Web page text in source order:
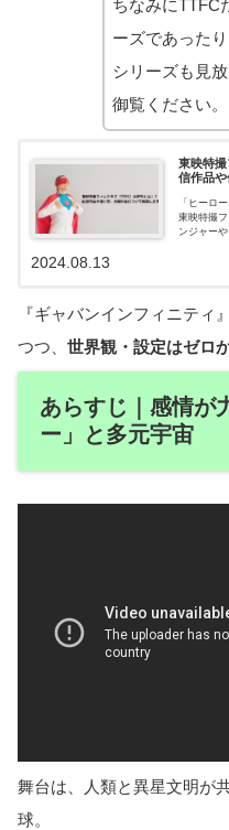
ちなみにTTFC
ーズであった
シリーズも見
御覧ください。
東映特
信作品や
「ヒーロ
東映特撮
ンジャー
シリーズ
使用方法
2024.08.13
『ギャバンインフィニティ
つつ、 世界観・設定はゼロ
あらすじ｜感情が
ー」と多元宇宙
舞台は、人類と異星文明が
球。